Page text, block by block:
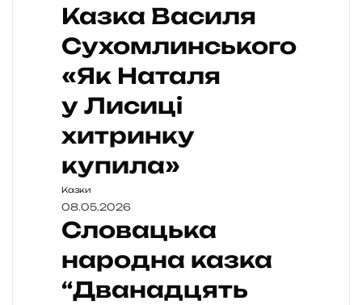
Казка Василя
Сухомлинського
«Як Наталя
у Лисиці
хитринку
купила»
Казки
08.05.2026
Словацька
народна казка
“Дванадцять